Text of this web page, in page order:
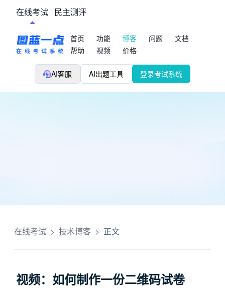
在线考试 民主测评
首页 功能 博客 问题
文档
帮助
视频 价格
AI客服 AI出题工具 登录考试系统
在线考试 > 技术博客 > 正文
视频：如何制作一份二维码试卷